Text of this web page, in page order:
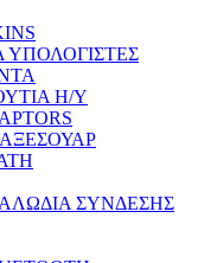
ΥΠΟΛΟΓΙΣΤΕΣ
Η/Υ
ΣΥΝΔΕΣΗΣ